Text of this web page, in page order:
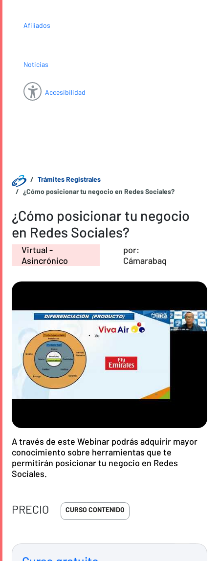
Afiliados
Noticias
Accesibilidad
Trámites Registrales
¿Cómo posicionar tu negocio en Redes Sociales?
¿Cómo posicionar tu negocio
en Redes Sociales?
Virtual -
Asincrónico
por:
Cámarabaq
A través de este Webinar podrás adquirir mayor
conocimiento sobre herramientas que te
permitirán posicionar tu negocio en Redes
Sociales.
PRECIO CURSO CONTENIDO